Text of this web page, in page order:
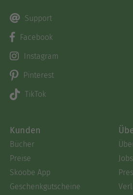
Support
Facebook
Instagram
Pinterest
TikTok
Kunden
Bücher
Preise
Skoobe App
Geschenkgutscheine
Jobs